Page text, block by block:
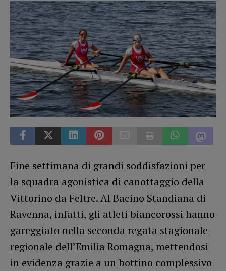
Fine settimana di grandi soddisfazioni per
la squadra agonistica di canottaggio della
Vittorino da Feltre. Al Bacino Standiana di
Ravenna, infatti, gli atleti biancorossi hanno
gareggiato nella seconda regata stagionale
regionale dell’Emilia Romagna, mettendosi
in evidenza grazie a un bottino complessivo